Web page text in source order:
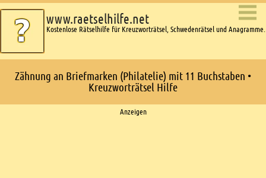
www.raetselhilfe.net
Kostenlose Rätselhilfe für Kreuzworträtsel, Schwedenrätsel und Anagramme.
Zähnung an Briefmarken (Philatelie) mit 11 Buchstaben •
Kreuzworträtsel Hilfe
Anzeigen